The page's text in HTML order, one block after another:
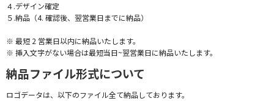
４.デザイン確定
５.納品（4. 確認後、翌営業日までに納品）
※ 最短 2 営業日以内に納品いたします。
※ 挿入文字がない場合は最短当日~翌営業日に納品いたします。
納品ファイル形式について
ロゴデータは、以下のファイル全て納品しております。